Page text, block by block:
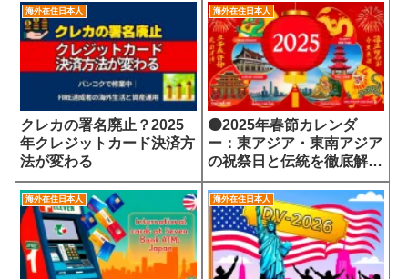
海外在住日本人
クレカの署名廃止？2025
年クレジットカード決済方
法が変わる
海外在住日本人
🟠2025年春節カレンダ
ー：東アジア・東南アジア
の祝祭日と伝統を徹底解
説！
海外在住日本人 海外在住日本人